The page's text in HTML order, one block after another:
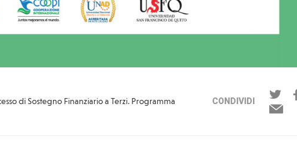
di Sostegno Finanziario a Terzi. Programma
CONDIVIDI